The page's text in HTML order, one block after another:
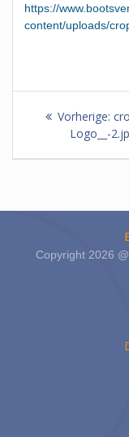
https://
content/uploads/
Vorherige:
Logo__-
Copyright 2026